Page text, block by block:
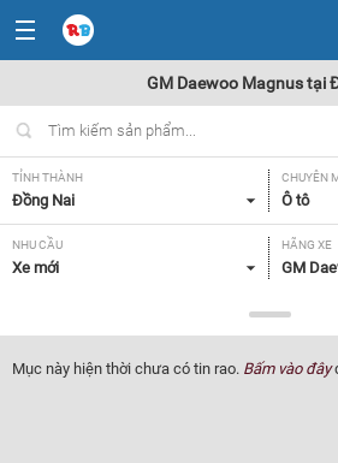
GM Daewoo Magnus tại
TỈNH THÀNH
Đồng Nai
CHUYÊN
Ô tô
NHU CẦU
Xe mới
HÃNG XE
GM
Magnus
NĂM SẢN
Tất cả
GIÁ XE XUẤT XỨ
Mục này hiện thời chưa có tin rao. Bấm vào đây